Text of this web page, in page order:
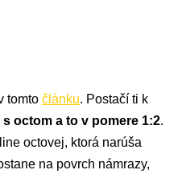
tomto článku. Postačí ti k
octom a to v pomere 1:2.
octovej, ktorá narúša
na povrch námrazy,